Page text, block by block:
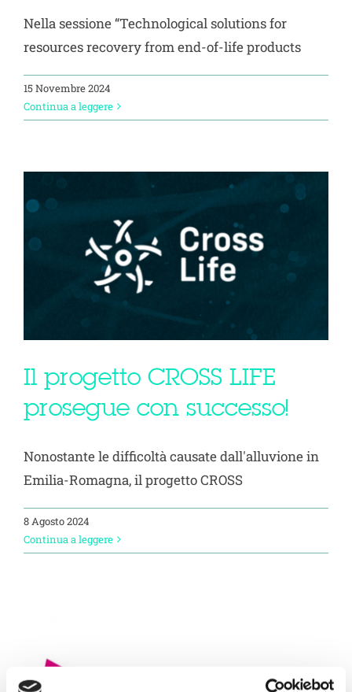
Nella sessione “Technological solutions for
resources recovery from end-of-life products
15 Novembre 2024
Continua a leggere
Il progetto CROSS LIFE
prosegue con successo!
Nonostante le difficoltà causate dall'alluvione in
Emilia-Romagna, il progetto CROSS
8 Agosto 2024
Continua a leggere